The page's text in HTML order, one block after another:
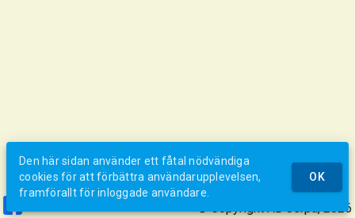
© Copyright AB Jerpa, 2026
Den här sidan använder ett fåtal nödvändiga
cookies för att förbättra användarupplevelsen,
framförallt för inloggade användare.
OK